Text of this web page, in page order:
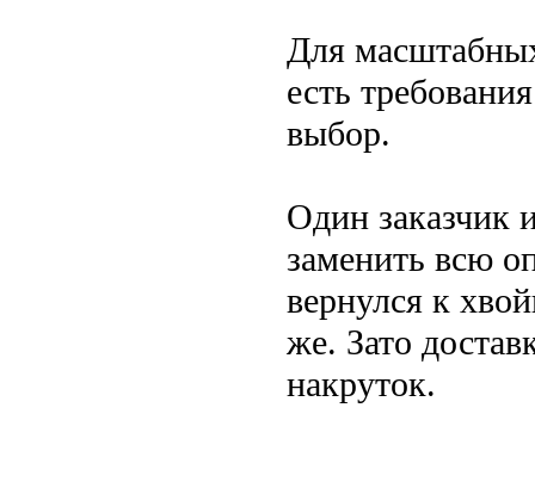
Для
есть
выбор.
Один заказчик
заменить всю
вернулся к
же. Зато
накруток.